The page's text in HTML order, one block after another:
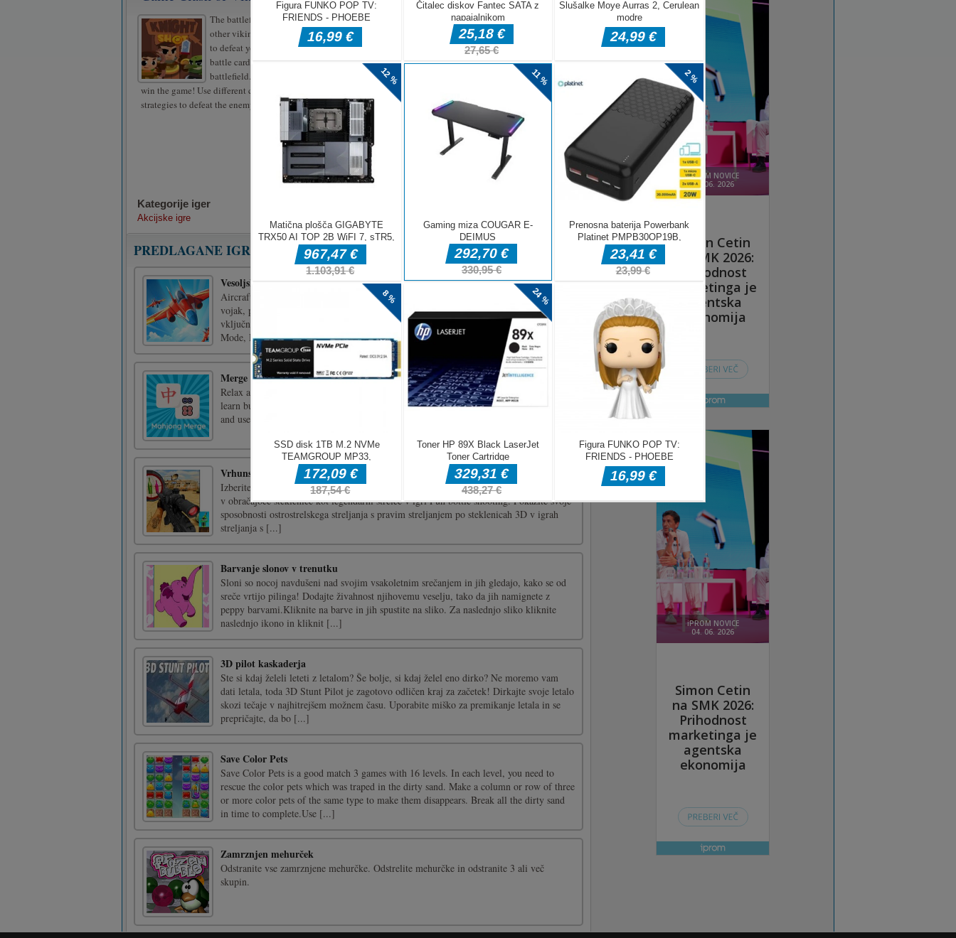
The battlefield is set. It’s you versus the
other viking kingdom. You have 3 minutes
to defeat your enemy. Choose the right
battle cards and place your heroes on the
battlefield. Defeat the enemy kingdom to
win the game! Use different combinations of card decks and
strategies to defeat the enemy.
Kategorije iger
Akcijske igre
PREDLAGANE IGRE
Vesoljska kupola letala
Aircraft Space Turret je prvoosebna strelska obrambna simulacijska igra. Zdaj ste
vojak, poslan, da zaščitite fronto pred sovražnimi napadi s tremi vrstami orožja,
vključno z mitraljezom, raketo in topom. Izbirate lahko med načinom PC, Classic
Mode, Defense Mode, Survival Mode in [...]
Merge Mahjong
Relax and stretch your mind in this merge puzzle.- A unique mechanism that is easy to
learn but difficult to master- All levels are handcrafted to test your brainpower- Earn
and use boosters to solve tricky levelsClick/Tap following in-game instructions
Vrhunska igra streljanja po steklenicah
Izberite svojo najljubšo pištolo v trgovini z orožjem in merite na steklenice, da streljate
v obračajoče steklenice kot legendarni strelec v igri Fun bottle shooting. Pokažite svoje
sposobnosti ostrostrelskega streljanja s pravim streljanjem po steklenicah 3D v igrah
streljanja s [...]
Barvanje slonov v trenutku
Sloni so nocoj navdušeni nad svojim vsakoletnim srečanjem in jih gledajo, kako se od
sreče vrtijo pilinga! Dodajte živahnost njihovemu veselju, tako da jih namignete z
peppy barvami.Kliknite na barve in jih spustite na sliko. Za naslednjo sliko kliknite
naslednjo ikono in kliknit [...]
3D pilot kaskaderja
Ste si kdaj želeli leteti z letalom? Še bolje, si kdaj želel eno dirko? Ne moremo vam
dati letala, toda 3D Stunt Pilot je zagotovo odličen kraj za začetek! Dirkajte svoje letalo
skozi tečaje v najhitrejšem možnem času. Uporabite miško za premikanje letala in se
prepričajte, da bo [...]
Save Color Pets
Save Color Pets is a good match 3 games with 16 levels. In each level, you need to
rescue the color pets which was traped in the dirty sand. Make a column or row of three
or more color pets of the same type to make them disappears. Break all the dirty sand
in time to complete.Use [...]
Zamrznjen mehurček
Odstranite vse zamrznjene mehurčke. Odstrelite mehurčke in odstranite 3 ali več
skupin.